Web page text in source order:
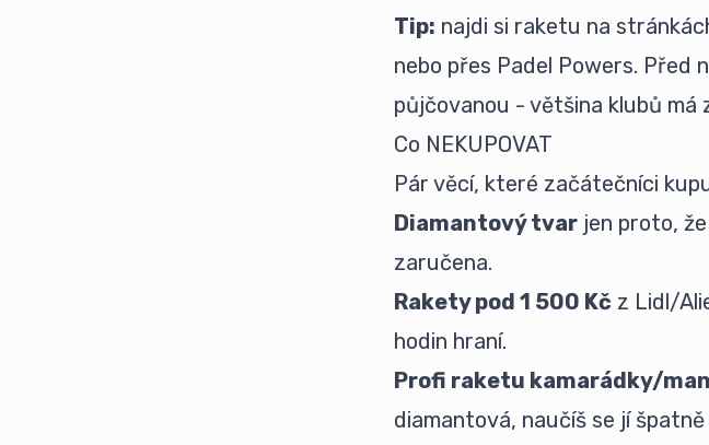
Tip: najdi si raketu na
nebo přes Padel Powers. Před
půjčovanou - většina klubů má
Co NEKUPOVAT
Pár věcí, které začátečníci
Diamantový tvar jen proto,
zaručena.
Rakety pod 1 500 Kč z Lidl/
hodin hraní.
Profi raketu kamarádky/
diamantová, naučíš se jí